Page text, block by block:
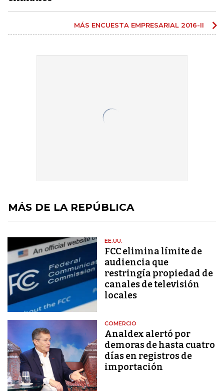
MÁS ENCUESTA EMPRESARIAL 2016-II
MÁS DE LA REPÚBLICA
EE.UU.
FCC elimina límite de
audiencia que
restringía propiedad de
canales de televisión
locales
COMERCIO
Analdex alertó por
demoras de hasta cuatro
días en registros de
importación